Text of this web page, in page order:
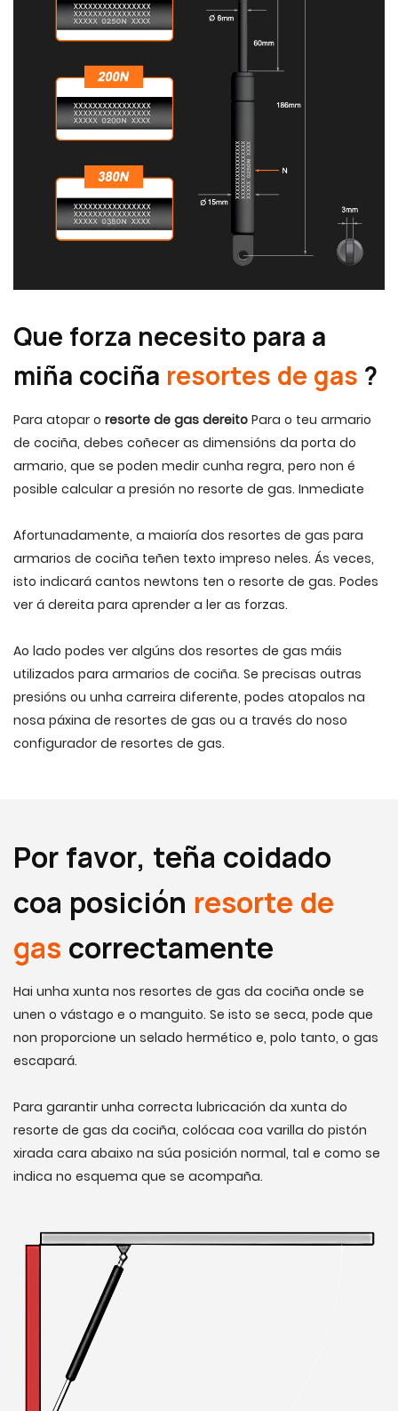
Que forza necesito para a
miña cociña resortes de gas ?
Para atopar o resorte de gas dereito Para o teu armario
de cociña, debes coñecer as dimensións da porta do
armario, que se poden medir cunha regra, pero non é
posible calcular a presión no resorte de gas. Inmediate
Afortunadamente, a maioría dos resortes de gas para
armarios de cociña teñen texto impreso neles. Ás veces,
isto indicará cantos newtons ten o resorte de gas. Podes
ver á dereita para aprender a ler as forzas.
Ao lado podes ver algúns dos resortes de gas máis
utilizados para armarios de cociña. Se precisas outras
presións ou unha carreira diferente, podes atopalos na
nosa páxina de resortes de gas ou a través do noso
configurador de resortes de gas.
Por favor, teña coidado
coa posición resorte de
gas correctamente
Hai unha xunta nos resortes de gas da cociña onde se
unen o vástago e o manguito. Se isto se seca, pode que
non proporcione un selado hermético e, polo tanto, o gas
escapará.
Para garantir unha correcta lubricación da xunta do
resorte de gas da cociña, colócaa coa varilla do pistón
xirada cara abaixo na súa posición normal, tal e como se
indica no esquema que se acompaña.